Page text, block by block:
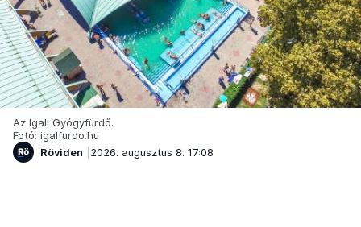
Az Igali Gyógyfürdő.
Fotó: igalfurdo.hu
Röviden
2026. augusztus 8. 17:08